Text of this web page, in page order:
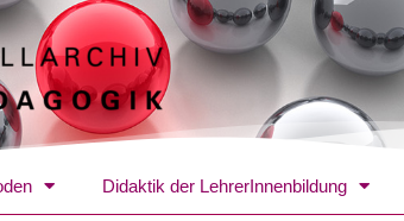
Didaktik der LehrerInnenbildung